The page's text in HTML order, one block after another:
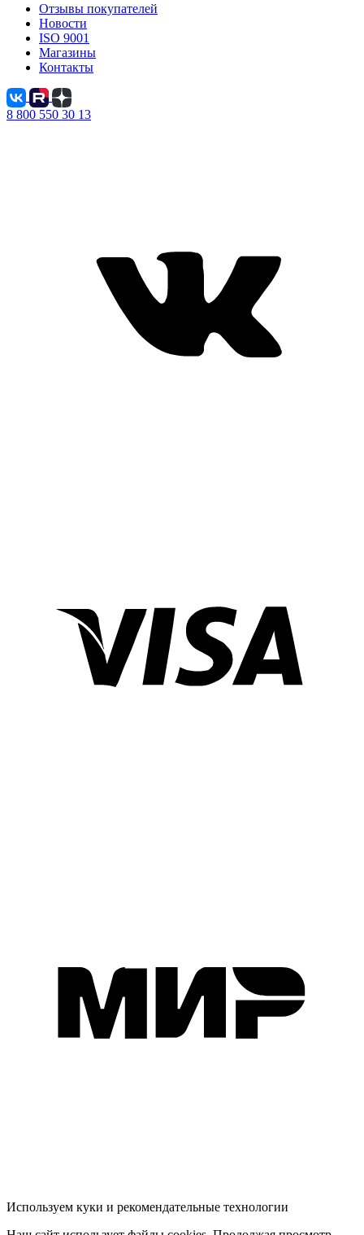
Отзывы покупателей
Новости
ISO 9001
Магазины
Контакты
8 800 550 30 13
Используем куки и рекомендательные технологии